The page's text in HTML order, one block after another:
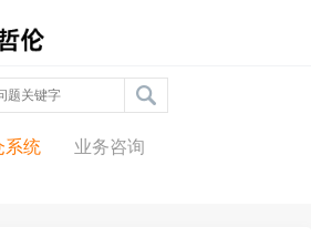
系统 业务咨询